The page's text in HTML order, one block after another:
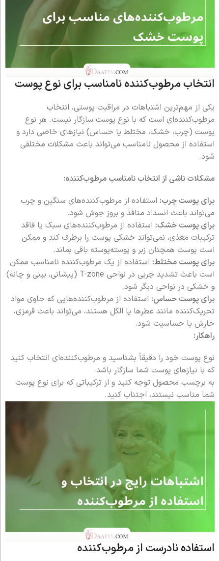
انتخاب مرطوب‌کننده نامناسب برای نوع پوست
یکی از مهم‌ترین اشتباهات در مراقبت پوستی، انتخاب
مرطوب‌کننده‌ای است که با نوع پوست سازگار نیست. هر نوع
پوست (چرب، خشک، مختلط یا حساس) نیازهای خاصی دارد و
استفاده از محصول نامناسب می‌تواند باعث مشکلات مختلفی
شود.
مشکلات ناشی از انتخاب نامناسب مرطوب‌کننده:
برای پوست چرب: استفاده از مرطوب‌کننده‌های سنگین و چرب
می‌تواند باعث انسداد منافذ و بروز جوش شود.
برای پوست خشک: استفاده از مرطوب‌کننده‌های سبک یا فاقد
ترکیبات مغذی، نمی‌تواند خشکی پوست را برطرف کند و ممکن
است پوست همچنان زبر و پوسته‌پوسته باقی بماند.
برای پوست مختلط: استفاده از یک مرطوب‌کننده نامناسب ممکن
است باعث تشدید چربی در نواحی T-zone (پیشانی، بینی و چانه)
و خشکی در نواحی دیگر شود.
برای پوست حساس: استفاده از مرطوب‌کننده‌هایی که حاوی مواد
تحریک‌کننده مانند عطرها یا الکل هستند، می‌تواند باعث قرمزی،
خارش یا حساسیت شود.
راهکار:
نوع پوست خود را دقیقاً بشناسید و مرطوب‌کننده‌ای انتخاب کنید
که با نیازهای پوست شما سازگار باشد.
به برچسب محصول توجه کنید و از ترکیباتی که برای نوع پوست
شما مناسب نیستند، اجتناب کنید.
استفاده نادرست از مرطوب‌کننده